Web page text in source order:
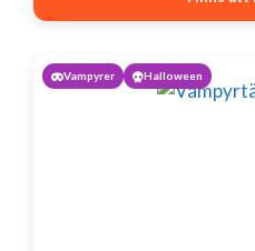
Vampyrer Halloween